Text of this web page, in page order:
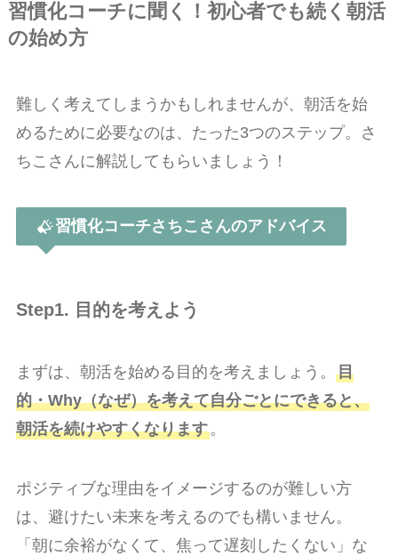
習慣化コーチに聞く！初心者でも続く朝活
の始め方
難しく考えてしまうかもしれませんが、朝活を始
めるために必要なのは、たった3つのステップ。さ
ちこさんに解説してもらいましょう！
習慣化コーチさちこさんのアドバイス
Step1. 目的を考えよう
まずは、朝活を始める目的を考えましょう。 目
的・Why（なぜ）を考えて自分ごとにできると、
朝活を続けやすくなります。
ポジティブな理由をイメージするのが難しい方
は、避けたい未来を考えるのでも構いません。
「朝に余裕がなくて、焦って遅刻したくない」な